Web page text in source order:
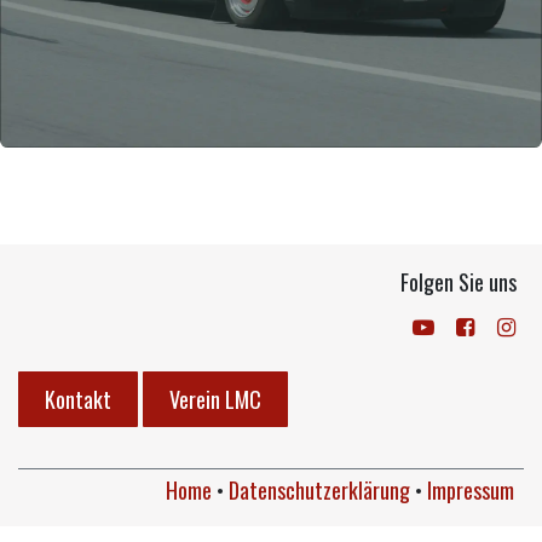
Folgen Sie uns
Kontakt Verein LMC
Home • Datenschutzerklärung• Impressum